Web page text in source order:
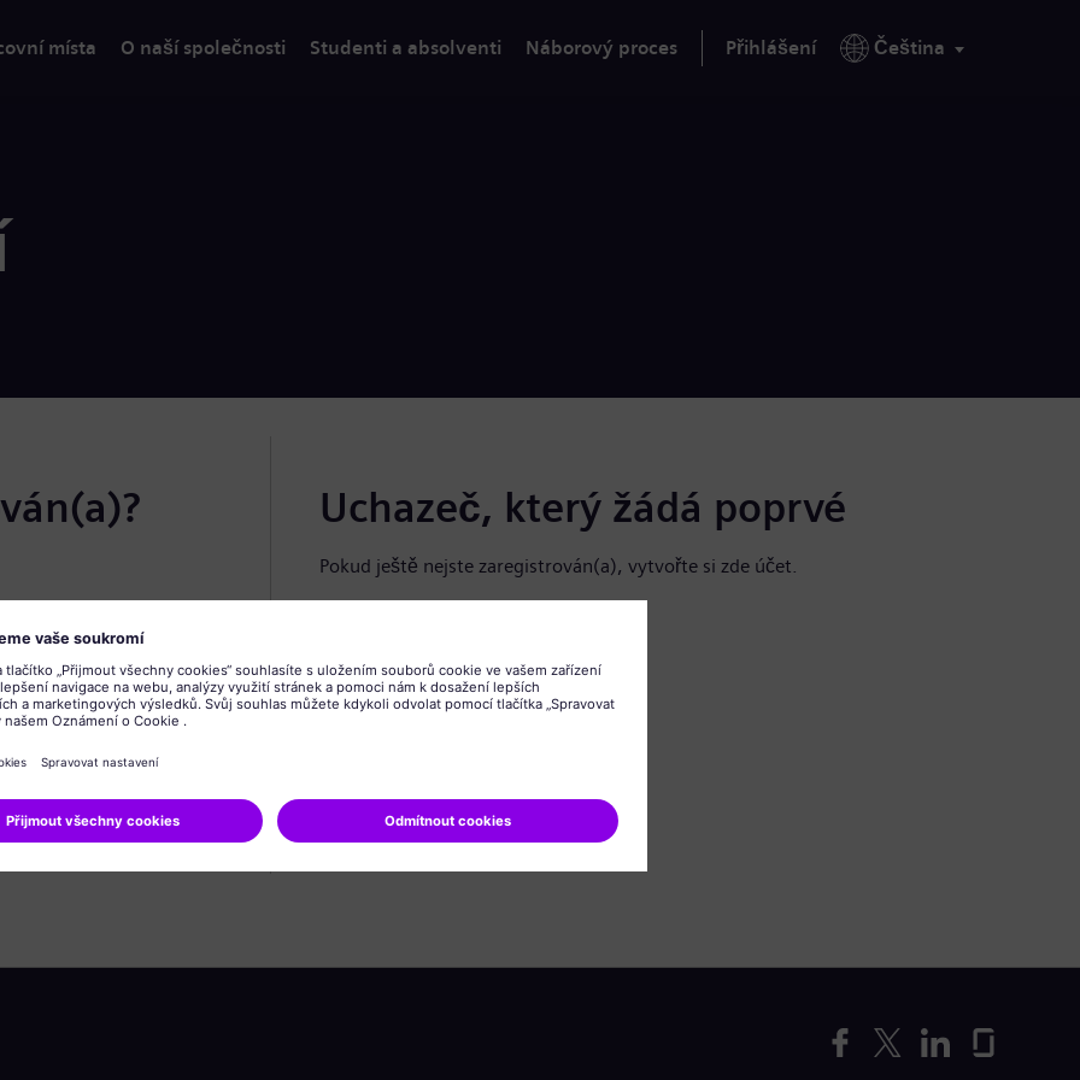
místa O naší společnosti Studenti a absolventi Náborový proces Přihlášení Čeština
Uchazeč, který žádá poprvé
Pokud ještě nejste zaregistrován(a), vytvořte si zde účet.